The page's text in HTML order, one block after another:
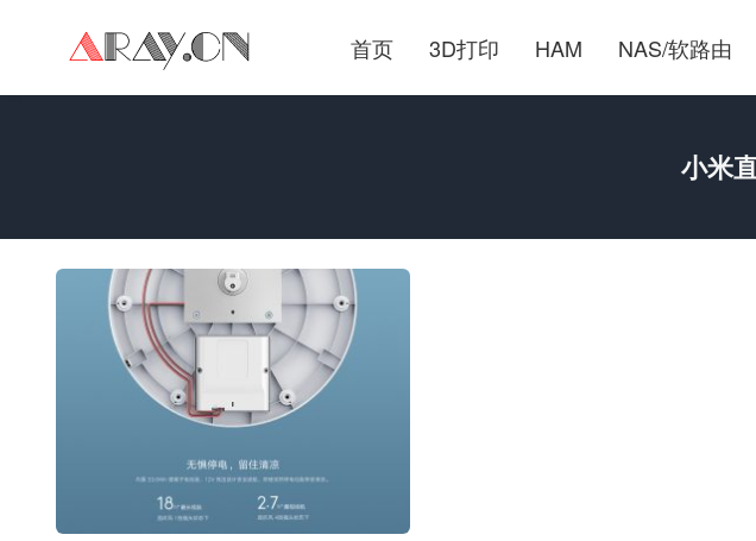
首页 3D打印 HAM NAS/软路由
小米